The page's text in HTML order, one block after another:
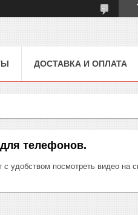
ДОСТАВКА И ОПЛАТА
телефонов.
удобством посмотреть видео на